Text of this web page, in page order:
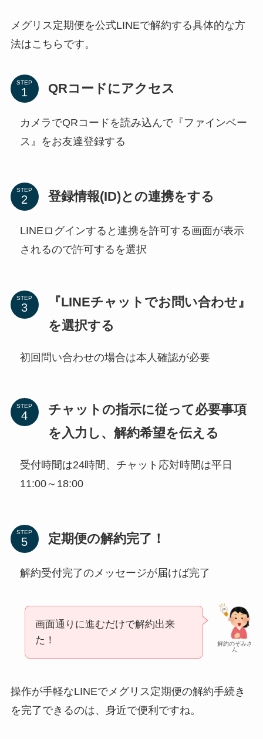
メグリス定期便を公式LINEで解約する具体的な方
法はこちらです。
STEP QRコードにアクセス
カメラでQRコードを読み込んで『ファインベー
ス』をお友達登録する
STEP 登録情報(ID)との連携をする
LINEログインすると連携を許可する画面が表示
されるので許可するを選択
STEP
『LINEチャットでお問い合わせ』
を選択する
初回問い合わせの場合は本人確認が必要
STEP
チャットの指示に従って必要事項
を入力し、解約希望を伝える
受付時間は24時間、チャット応対時間は平日
11:00～18:00
STEP 定期便の解約完了！
解約受付完了のメッセージが届けば完了
解約のぞみさ
ん
画面通りに進むだけで解約出来
た！
操作が手軽なLINEでメグリス定期便の解約手続き
を完了できるのは、身近で便利ですね。